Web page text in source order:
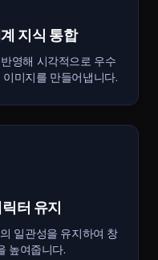
지식 통합
영해 시각적으로 우수
미지를 만들어냅니다.
터 유지
일관성을 유지하여 창
높여줍니다.